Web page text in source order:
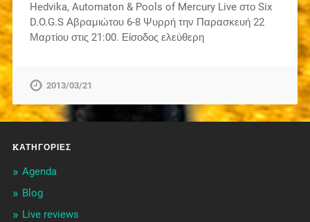
Hedvika, Automaton & Pools of Mercury Live στο Six
D.O.G.S Αβραμιώτου 6-8 Ψυρρή την Παρασκευή 22
Μαρτίου στις 21:00. Είσοδος ελεύθερη
2013/03/21
KΑΤΗΓΟΡΊΕΣ
Agenda
Blog
Live reviews